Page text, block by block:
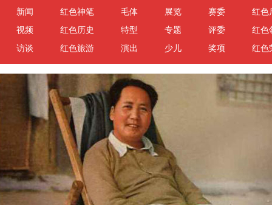
新闻 红色神笔 毛体 展览 赛委
红色
视频
红色历史 特型 专题 评委
红色
访谈
红色旅游 演出 少儿 奖项 红色